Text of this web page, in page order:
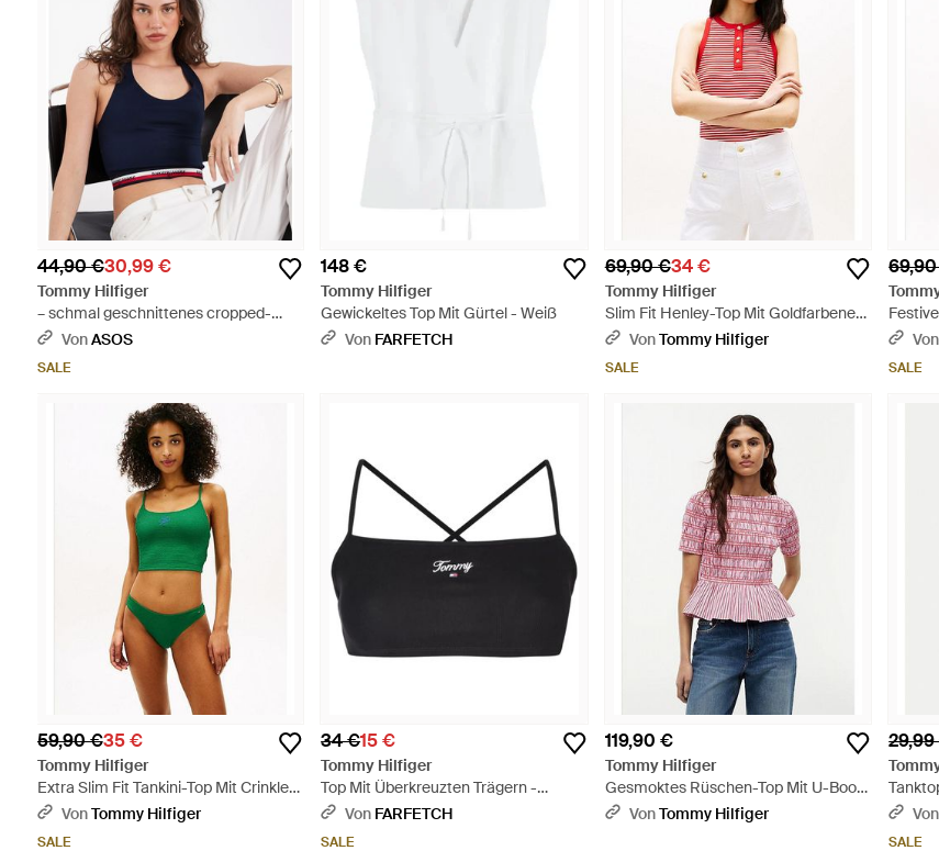
44,90 €30,99 €
Tommy Hilfiger
– schmal geschnittenes cropped-
neckholder-top - Blau
VonASOS
SALE
148 €
Tommy Hilfiger
Gewickeltes Top Mit Gürtel - Weiß
Von FARFETCH
69,90 €34 €
Tommy Hilfiger
Slim Fit Henley-Top Mit Goldfarbenen
Knöpfen - Weiß
VonTommy Hilfiger
SALE
Von
SALE
59,90 €35 €
Tommy Hilfiger
Extra Slim Fit Tankini-Top Mit Crinkle-
Look - Grün
VonTommy Hilfiger
SALE
34 €15 €
Tommy Hilfiger
Top Mit Überkreuzten Trägern -
Schwarz
Von FARFETCH
SALE
119,90 €
Tommy Hilfiger
Gesmoktes Rüschen-Top Mit U-Boot-
Ausschnitt - Rot
VonTommy Hilfiger
EXTVon
SALE